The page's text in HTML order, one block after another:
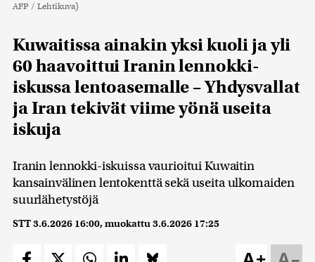
AFP / Lehtikuva)
Kuwaitissa ainakin yksi kuoli ja yli
60 haavoittui Iranin lennokki-
iskussa lentoasemalle – Yhdysvallat
ja Iran tekivät viime yönä useita
iskuja
Iranin lennokki-iskuissa vaurioitui Kuwaitin
kansainvälinen lentokenttä sekä useita ulkomaiden
suurlähetystöjä
STT3.6.2026 16:00, muokattu3.6.2026 17:25